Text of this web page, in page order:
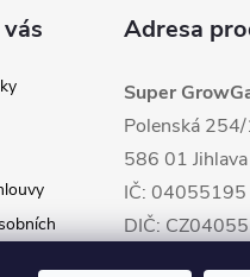
Adresa
Super
Polenská
586 01 Jihlava
IČ: 04055195
DIČ: